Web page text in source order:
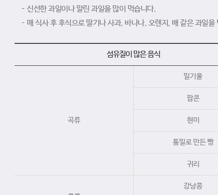
신선한 과일이나 말린 과일을 많이 먹습니다.
매 식사 후 후식으로 딸기나 사과, 바나나, 오렌지, 배 같은 과일을
섬유질이 많은 음식
곡류
밀기울
팝콘
현미
통밀로 만든 빵
귀리
강낭콩